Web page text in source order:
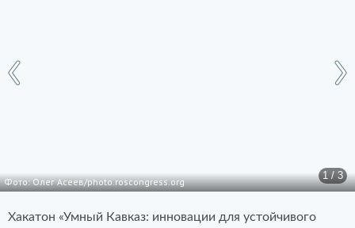
1 / 3
Фото: Олег Асеев/photo.roscongress.org
Хакатон «Умный Кавказ: инновации для устойчивого